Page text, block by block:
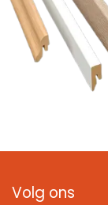
Volg ons